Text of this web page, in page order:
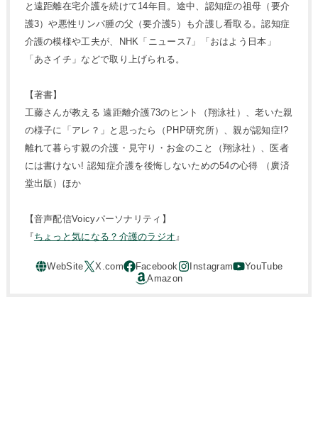
と遠距離在宅介護を続けて14年目。途中、認知症の祖母（要介
護3）や悪性リンパ腫の父（要介護5）も介護し看取る。認知症
介護の模様や工夫が、NHK「ニュース7」「おはよう日本」
「あさイチ」などで取り上げられる。
【著書】
工藤さんが教える 遠距離介護73のヒント（翔泳社）、老いた親
の様子に「アレ？」と思ったら（PHP研究所）、親が認知症!?
離れて暮らす親の介護・見守り・お金のこと（翔泳社）、医者
には書けない! 認知症介護を後悔しないための54の心得 （廣済
堂出版）ほか
【音声配信Voicyパーソナリティ】
『ちょっと気になる？介護のラジオ』